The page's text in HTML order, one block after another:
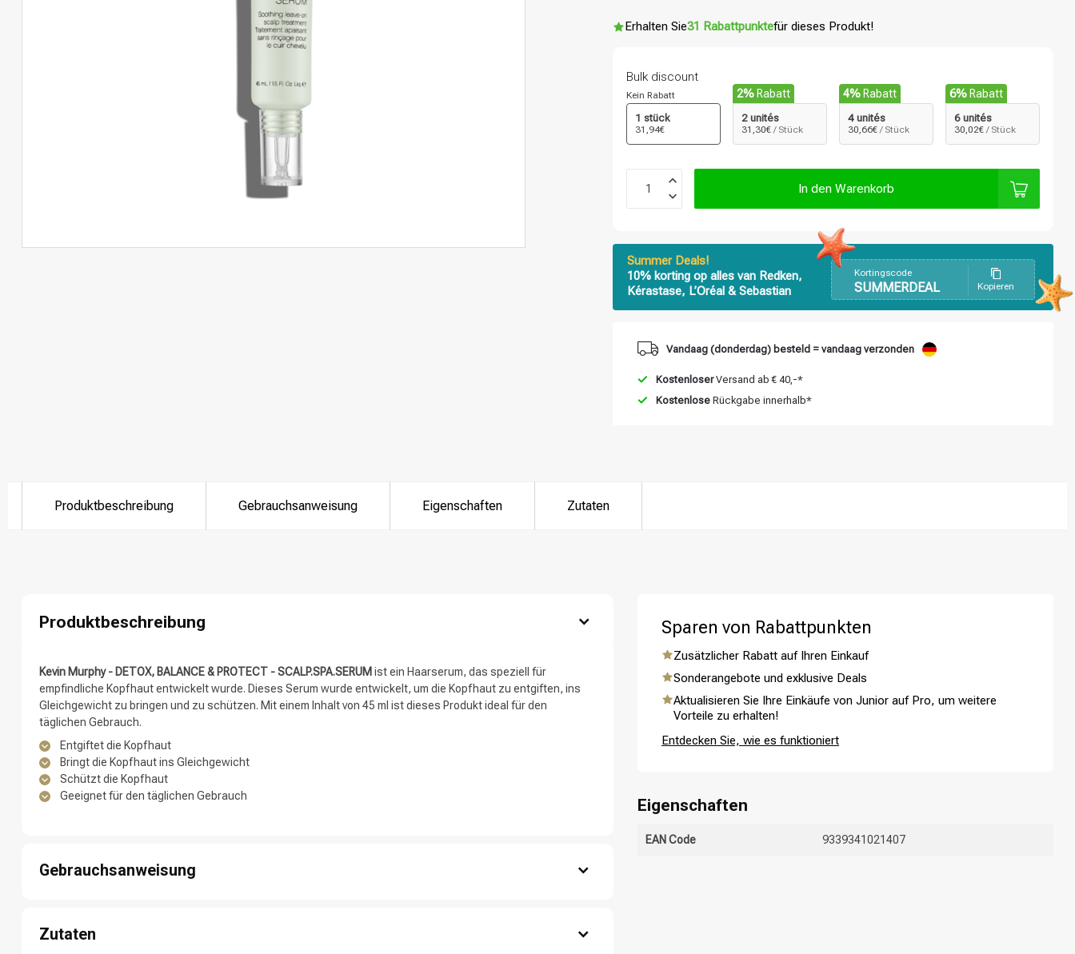
Erhalten Sie31 Rabattpunktefür dieses Produkt!
Bulk discount
Kein Rabatt
1 stück
31,94€
2% Rabatt
2 unités
31,30€ / Stück
4% Rabatt
4 unités
30,66€ / Stück
6% Rabatt
6 unités
30,02€ / Stück
In den Warenkorb
Summer Deals!
10% korting op alles van Redken,
Kérastase, L’Oréal & Sebastian
Kortingscode
SUMMERDEAL Kopieren
Vandaag (donderdag) besteld = vandaag verzonden
KostenloserVersand ab € 40,-*
Kostenlose Rückgabe innerhalb*
Produktbeschreibung Gebrauchsanweisung Eigenschaften Zutaten
Produktbeschreibung
Kevin Murphy - DETOX, BALANCE & PROTECT - SCALP.SPA.SERUM ist ein Haarserum, das speziell für
empfindliche Kopfhaut entwickelt wurde. Dieses Serum wurde entwickelt, um die Kopfhaut zu entgiften, ins
Gleichgewicht zu bringen und zu schützen. Mit einem Inhalt von 45 ml ist dieses Produkt ideal für den
täglichen Gebrauch.
Entgiftet die Kopfhaut
Bringt die Kopfhaut ins Gleichgewicht
Schützt die Kopfhaut
Geeignet für den täglichen Gebrauch
Gebrauchsanweisung
Schritt 2: Massieren Sie das Serum sanft mit den Fingerspitzen ein.
Schritt 3: Lassen Sie das Serum einige Minuten einwirken.
Zutaten
Sparen von Rabattpunkten
Zusätzlicher Rabatt auf Ihren Einkauf
Sonderangebote und exklusive Deals
Aktualisieren Sie Ihre Einkäufe von Junior auf Pro, um weitere
Vorteile zu erhalten!
Entdecken Sie, wie es funktioniert
Eigenschaften
EAN Code 9339341021407